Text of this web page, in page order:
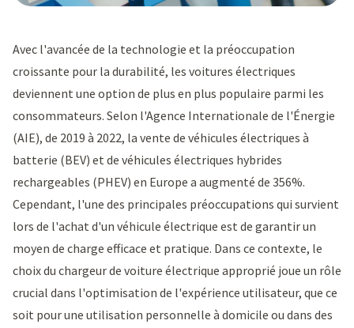
Avec l'avancée de la technologie et la préoccupation
croissante pour la durabilité, les voitures électriques
deviennent une option de plus en plus populaire parmi les
consommateurs. Selon l'Agence Internationale de l'Énergie
(AIE), de 2019 à 2022, la vente de véhicules électriques à
batterie (BEV) et de véhicules électriques hybrides
rechargeables (PHEV) en Europe a augmenté de 356%.
Cependant, l'une des principales préoccupations qui survient
lors de l'achat d'un véhicule électrique est de garantir un
moyen de charge efficace et pratique. Dans ce contexte, le
choix du chargeur de voiture électrique approprié joue un rôle
crucial dans l'optimisation de l'expérience utilisateur, que ce
soit pour une utilisation personnelle à domicile ou dans des